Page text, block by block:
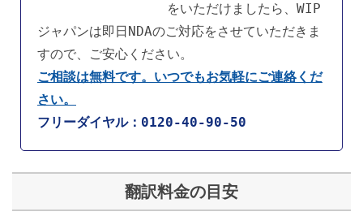
をいただけましたら、WIP
ジャパンは即日NDAのご対応をさせていただきま
すので、ご安心ください。
ご相談は無料です。いつでもお気軽にご連絡くだ
さい。
フリーダイヤル：0120-40-90-50
翻訳料金の目安